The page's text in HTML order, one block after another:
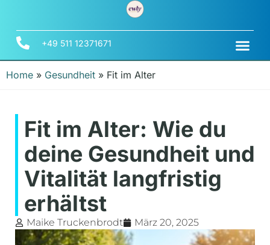
+49 511 12371671
Home » Gesundheit » Fit im Alter
Fit im Alter: Wie du
deine Gesundheit und
Vitalität langfristig
erhältst
Maike Truckenbrodt März 20, 2025